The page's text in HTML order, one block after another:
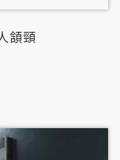
頷頸